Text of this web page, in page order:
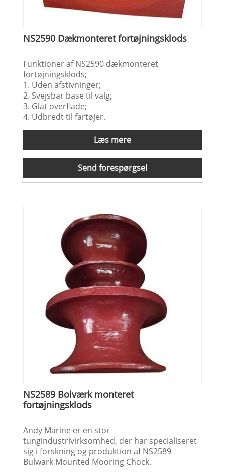
NS2590 Dækmonteret fortøjningsklods
Funktioner af NS2590 dækmonteret
fortøjningsklods;
1. Uden afstivninger;
2. Svejsbar base til valg;
3. Glat overflade;
4. Udbredt til fartøjer.
Læs mere
Send forespørgsel
NS2589 Bolværk monteret
fortøjningsklods
Andy Marine er en stor
tungindustrivirksomhed, der har specialiseret
sig i forskning og produktion af NS2589
Bulwark Mounted Mooring Chock.